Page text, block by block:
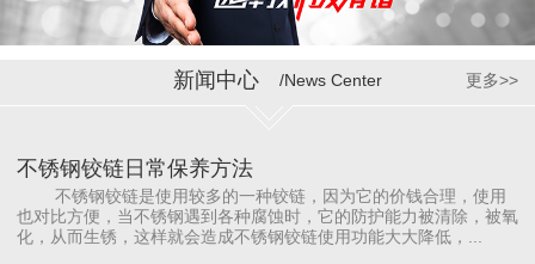
新闻中心 /News Center 更多>>
不锈钢铰链日常保养方法
不锈钢铰链是使用较多的一种铰链，因为它的价钱合理，使用
也对比方便，当不锈钢遇到各种腐蚀时，它的防护能力被清除，被氧
化，从而生锈，这样就会造成不锈钢铰链使用功能大大降低，...